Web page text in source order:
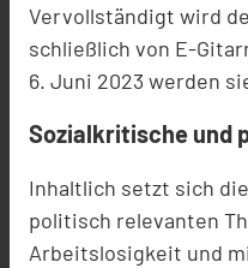
Vervollständigt wird
schließlich von E-
6. Juni 2023 werden
Sozialkritische und
Inhaltlich setzt sich
politisch relevanten
Arbeitslosigkeit und